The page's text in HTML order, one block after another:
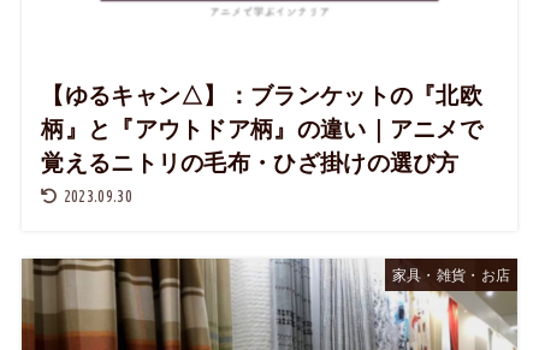
【ゆるキャン△】：ブランケットの『北欧
柄』と『アウトドア柄』の違い｜アニメで
覚えるニトリの毛布・ひざ掛けの選び方
2023.09.30
家具・雑貨・お店